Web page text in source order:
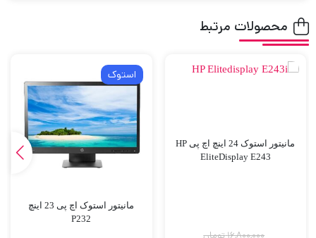
محصولات مرتبط
مانیتور استوک 24 اینچ اچ پی HP
EliteDisplay E243
استوک
مانیتور استوک اچ پی 23 اینچ
P232